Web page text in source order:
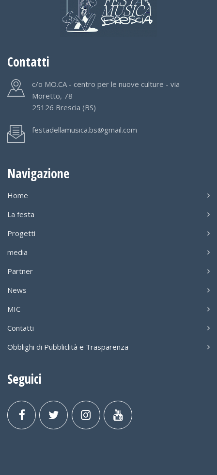
Contatti
c/o MO.CA - centro per le nuove culture - via
Moretto, 78
25126 Brescia (BS)
festadellamusica.bs@gmail.com
Navigazione
Home
La festa
Progetti
media
Partner
News
MIC
Contatti
Obblighi di Pubbliclità e Trasparenza
Seguici